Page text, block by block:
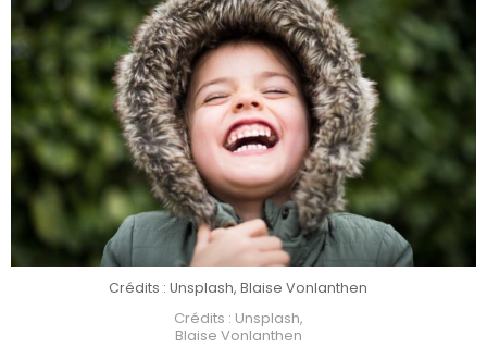
Crédits : Unsplash, Blaise Vonlanthen
Crédits : Unsplash,
Blaise Vonlanthen